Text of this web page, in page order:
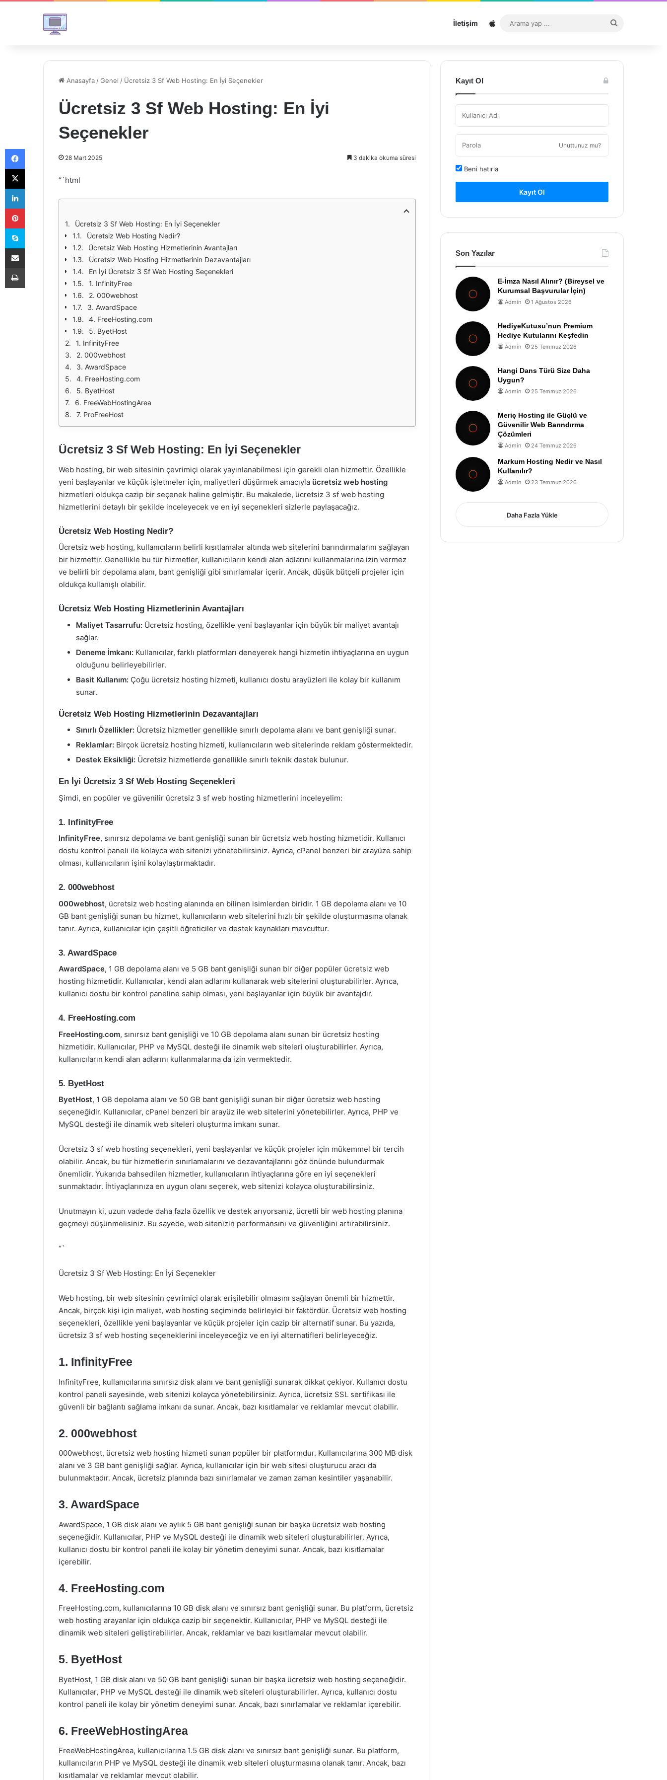
İletişim Sitemap
...
Anasayfa /Genel / Ücretsiz 3 Sf Web Hosting: En İyi Seçenekler
Ücretsiz 3 Sf Web Hosting: En İyi
Seçenekler
28 Mart 2025 3 dakika okuma süresi
“`html
Ücretsiz 3 Sf Web Hosting: En İyi Seçenekler
Ücretsiz Web Hosting Nedir?
Ücretsiz Web Hosting Hizmetlerinin Avantajları
Ücretsiz Web Hosting Hizmetlerinin Dezavantajları
En İyi Ücretsiz 3 Sf Web Hosting Seçenekleri
1. InfinityFree
2. 000webhost
3. AwardSpace
4. FreeHosting.com
5. ByetHost
1. InfinityFree
2. 000webhost
3. AwardSpace
4. FreeHosting.com
5. ByetHost
6. FreeWebHostingArea
7. ProFreeHost
Ücretsiz 3 Sf Web Hosting: En İyi Seçenekler
Web hosting, bir web sitesinin çevrimiçi olarak yayınlanabilmesi için gerekli olan hizmettir. Özellikle
yeni başlayanlar ve küçük işletmeler için, maliyetleri düşürmek amacıyla ücretsiz web hosting
hizmetleri oldukça cazip bir seçenek haline gelmiştir. Bu makalede, ücretsiz 3 sf web hosting
hizmetlerini detaylı bir şekilde inceleyecek ve en iyi seçenekleri sizlerle paylaşacağız.
Ücretsiz Web Hosting Nedir?
Ücretsiz web hosting, kullanıcıların belirli kısıtlamalar altında web sitelerini barındırmalarını sağlayan
bir hizmettir. Genellikle bu tür hizmetler, kullanıcıların kendi alan adlarını kullanmalarına izin vermez
ve belirli bir depolama alanı, bant genişliği gibi sınırlamalar içerir. Ancak, düşük bütçeli projeler için
oldukça kullanışlı olabilir.
Ücretsiz Web Hosting Hizmetlerinin Avantajları
Maliyet Tasarrufu: Ücretsiz hosting, özellikle yeni başlayanlar için büyük bir maliyet avantajı
sağlar.
Deneme İmkanı: Kullanıcılar, farklı platformları deneyerek hangi hizmetin ihtiyaçlarına en uygun
olduğunu belirleyebilirler.
Basit Kullanım: Çoğu ücretsiz hosting hizmeti, kullanıcı dostu arayüzleri ile kolay bir kullanım
sunar.
Ücretsiz Web Hosting Hizmetlerinin Dezavantajları
Sınırlı Özellikler: Ücretsiz hizmetler genellikle sınırlı depolama alanı ve bant genişliği sunar.
Reklamlar: Birçok ücretsiz hosting hizmeti, kullanıcıların web sitelerinde reklam göstermektedir.
Destek Eksikliği: Ücretsiz hizmetlerde genellikle sınırlı teknik destek bulunur.
En İyi Ücretsiz 3 Sf Web Hosting Seçenekleri
Şimdi, en popüler ve güvenilir ücretsiz 3 sf web hosting hizmetlerini inceleyelim:
1. InfinityFree
InfinityFree, sınırsız depolama ve bant genişliği sunan bir ücretsiz web hosting hizmetidir. Kullanıcı
dostu kontrol paneli ile kolayca web sitenizi yönetebilirsiniz. Ayrıca, cPanel benzeri bir arayüze sahip
olması, kullanıcıların işini kolaylaştırmaktadır.
2. 000webhost
000webhost, ücretsiz web hosting alanında en bilinen isimlerden biridir. 1 GB depolama alanı ve 10
GB bant genişliği sunan bu hizmet, kullanıcıların web sitelerini hızlı bir şekilde oluşturmasına olanak
tanır. Ayrıca, kullanıcılar için çeşitli öğreticiler ve destek kaynakları mevcuttur.
3. AwardSpace
AwardSpace, 1 GB depolama alanı ve 5 GB bant genişliği sunan bir diğer popüler ücretsiz web
hosting hizmetidir. Kullanıcılar, kendi alan adlarını kullanarak web sitelerini oluşturabilirler. Ayrıca,
kullanıcı dostu bir kontrol paneline sahip olması, yeni başlayanlar için büyük bir avantajdır.
4. FreeHosting.com
FreeHosting.com, sınırsız bant genişliği ve 10 GB depolama alanı sunan bir ücretsiz hosting
hizmetidir. Kullanıcılar, PHP ve MySQL desteği ile dinamik web siteleri oluşturabilirler. Ayrıca,
kullanıcıların kendi alan adlarını kullanmalarına da izin vermektedir.
5. ByetHost
ByetHost, 1 GB depolama alanı ve 50 GB bant genişliği sunan bir diğer ücretsiz web hosting
seçeneğidir. Kullanıcılar, cPanel benzeri bir arayüz ile web sitelerini yönetebilirler. Ayrıca, PHP ve
MySQL desteği ile dinamik web siteleri oluşturma imkanı sunar.
Ücretsiz 3 sf web hosting seçenekleri, yeni başlayanlar ve küçük projeler için mükemmel bir tercih
olabilir. Ancak, bu tür hizmetlerin sınırlamalarını ve dezavantajlarını göz önünde bulundurmak
önemlidir. Yukarıda bahsedilen hizmetler, kullanıcıların ihtiyaçlarına göre en iyi seçenekleri
sunmaktadır. İhtiyaçlarınıza en uygun olanı seçerek, web sitenizi kolayca oluşturabilirsiniz.
Unutmayın ki, uzun vadede daha fazla özellik ve destek arıyorsanız, ücretli bir web hosting planına
geçmeyi düşünmelisiniz. Bu sayede, web sitenizin performansını ve güvenliğini artırabilirsiniz.
“`
Ücretsiz 3 Sf Web Hosting: En İyi Seçenekler
Web hosting, bir web sitesinin çevrimiçi olarak erişilebilir olmasını sağlayan önemli bir hizmettir.
Ancak, birçok kişi için maliyet, web hosting seçiminde belirleyici bir faktördür. Ücretsiz web hosting
seçenekleri, özellikle yeni başlayanlar ve küçük projeler için cazip bir alternatif sunar. Bu yazıda,
ücretsiz 3 sf web hosting seçeneklerini inceleyeceğiz ve en iyi alternatifleri belirleyeceğiz.
1. InfinityFree
InfinityFree, kullanıcılarına sınırsız disk alanı ve bant genişliği sunarak dikkat çekiyor. Kullanıcı dostu
kontrol paneli sayesinde, web sitenizi kolayca yönetebilirsiniz. Ayrıca, ücretsiz SSL sertifikası ile
güvenli bir bağlantı sağlama imkanı da sunar. Ancak, bazı kısıtlamalar ve reklamlar mevcut olabilir.
2. 000webhost
000webhost, ücretsiz web hosting hizmeti sunan popüler bir platformdur. Kullanıcılarına 300 MB disk
alanı ve 3 GB bant genişliği sağlar. Ayrıca, kullanıcılar için bir web sitesi oluşturucu aracı da
bulunmaktadır. Ancak, ücretsiz planında bazı sınırlamalar ve zaman zaman kesintiler yaşanabilir.
3. AwardSpace
AwardSpace, 1 GB disk alanı ve aylık 5 GB bant genişliği sunan bir başka ücretsiz web hosting
seçeneğidir. Kullanıcılar, PHP ve MySQL desteği ile dinamik web siteleri oluşturabilirler. Ayrıca,
kullanıcı dostu bir kontrol paneli ile kolay bir yönetim deneyimi sunar. Ancak, bazı kısıtlamalar
içerebilir.
4. FreeHosting.com
FreeHosting.com, kullanıcılarına 10 GB disk alanı ve sınırsız bant genişliği sunar. Bu platform, ücretsiz
web hosting arayanlar için oldukça cazip bir seçenektir. Kullanıcılar, PHP ve MySQL desteği ile
dinamik web siteleri geliştirebilirler. Ancak, reklamlar ve bazı kısıtlamalar mevcut olabilir.
5. ByetHost
ByetHost, 1 GB disk alanı ve 50 GB bant genişliği sunan bir başka ücretsiz web hosting seçeneğidir.
Kullanıcılar, PHP ve MySQL desteği ile dinamik web siteleri oluşturabilirler. Ayrıca, kullanıcı dostu
kontrol paneli ile kolay bir yönetim deneyimi sunar. Ancak, bazı sınırlamalar ve reklamlar içerebilir.
6. FreeWebHostingArea
FreeWebHostingArea, kullanıcılarına 1.5 GB disk alanı ve sınırsız bant genişliği sunar. Bu platform,
kullanıcıların PHP ve MySQL desteği ile dinamik web siteleri oluşturmasına olanak tanır. Ancak, bazı
kısıtlamalar ve reklamlar mevcut olabilir.
Kayıt Ol
Unuttunuz mu?
Beni hatırla
Kayıt Ol
Son Yazılar
E-İmza Nasıl Alınır? (Bireysel ve
Kurumsal Başvurular İçin)
Admin 1 Ağustos 2026
HediyeKutusu’nun Premium
Hediye Kutularını Keşfedin
Admin 25 Temmuz 2026
Hangi Dans Türü Size Daha
Uygun?
Admin 25 Temmuz 2026
Meriç Hosting ile Güçlü ve
Güvenilir Web Barındırma
Çözümleri
Admin 24 Temmuz 2026
Markum Hosting Nedir ve Nasıl
Kullanılır?
Admin 23 Temmuz 2026
Daha Fazla Yükle
Facebook
X
LinkedIn
Pinterest
Skype
E-Posta ile paylaş